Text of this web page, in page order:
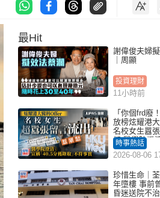
最Hit
謝偉俊夫婦
｜周顯
投資理財
11小時前
「你個frd廢
放榜炫耀港
名校女生囂張
怒 醫學院澄
「40.5分獲錄
實｜Juicy叮
時事熱話
2026-08-06
珍惜生命｜
年墮樓 事前
昏迷送院不治